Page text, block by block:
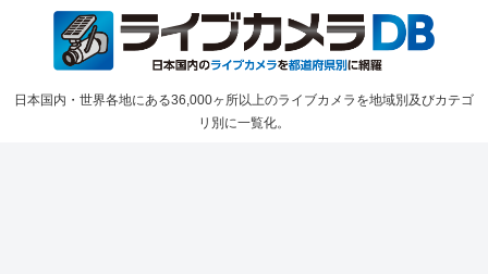
日本国内・世界各地にある36,000ヶ所以上のライブカメラを地域別及びカテゴ
リ別に一覧化。